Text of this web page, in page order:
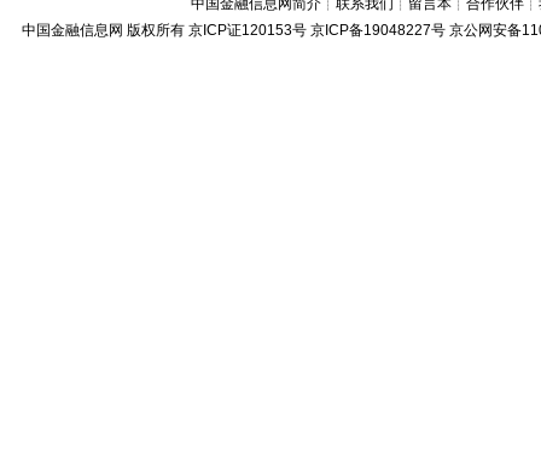
中国金融信息网简介 ┊联系我们 ┊ 留言本 ┊合作伙伴 ┊
中国金融信息网 版权所有 京ICP证120153号 京ICP备19048227号 京公网安备